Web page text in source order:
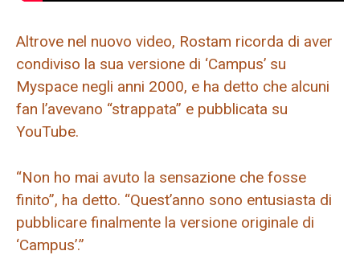
Altrove nel nuovo video, Rostam ricorda di aver
condiviso la sua versione di ‘Campus’ su
Myspace negli anni 2000, e ha detto che alcuni
fan l’avevano “strappata” e pubblicata su
YouTube.
“Non ho mai avuto la sensazione che fosse
finito”, ha detto. “Quest’anno sono entusiasta di
pubblicare finalmente la versione originale di
‘Campus’.”